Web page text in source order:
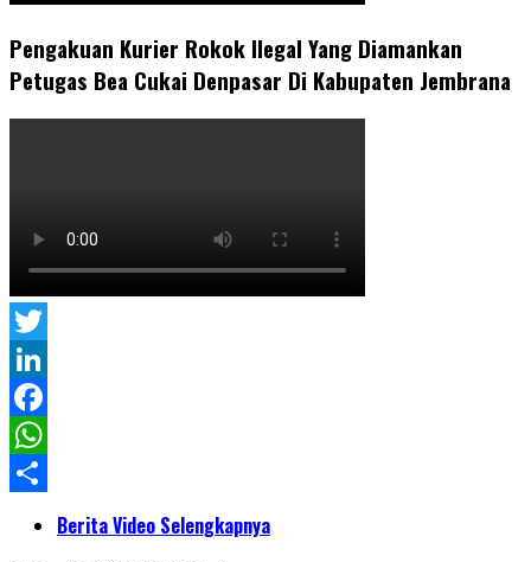
Pengakuan Kurier Rokok Ilegal Yang Diamankan
Petugas Bea Cukai Denpasar Di Kabupaten Jembrana
Twitter
LinkedIn
Facebook
WhatsApp
ShareBerita Video Selengkapnya